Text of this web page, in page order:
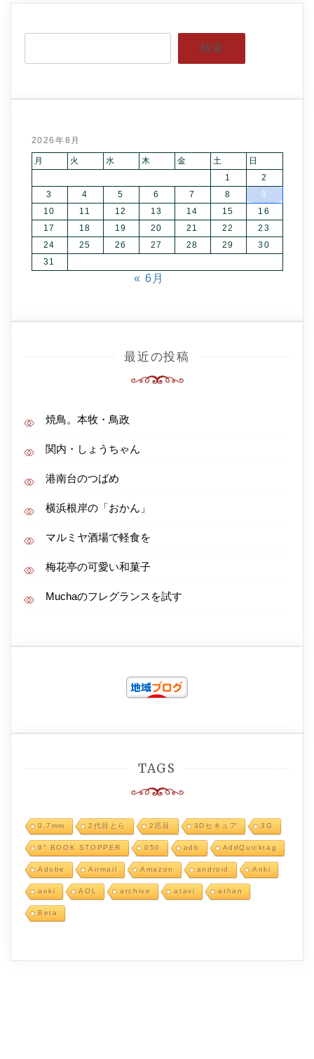
検索
2026年8月
月 火 水 木 金 土
日
1
2
3
4 5 6 7 8
9
10
11 12 13 14 15
16
17
18 19 20 21 22
23
24
25 26 27 28 29
30
31
« 6月
最近の投稿
焼鳥。本牧・鳥政
関内・しょうちゃん
港南台のつばめ
横浜根岸の「おかん」
マルミヤ酒場で軽食を
梅花亭の可愛い和菓子
Muchaのフレグランスを試す
TAGS
0.7mm 2代目とら 2匹目 3Dセキュア 3G
9° BOOK STOPPER 050 adb AddQuicktag
Adobe Airmail Amazon android Anki
aoki AOL archive atavi athan
Beta